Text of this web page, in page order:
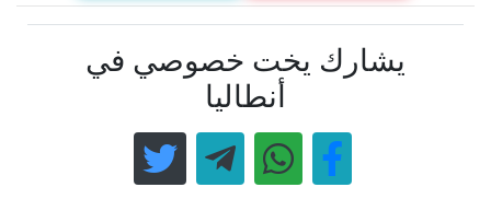
يشارك يخت خصوصي في
أنطاليا